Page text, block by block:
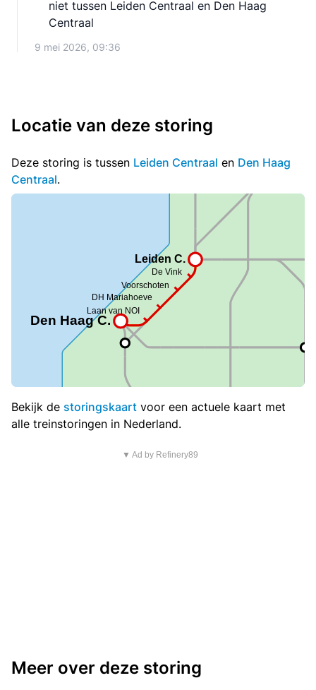
niet tussen Leiden Centraal en Den Haag
Centraal
9 mei 2026, 09:36
Locatie van deze storing
Deze storing is tussen Leiden Centraal en Den Haag
Centraal.
Bekijk de storingskaart voor een actuele kaart met
alle treinstoringen in Nederland.
▼ Ad by Refinery89
Meer over deze storing